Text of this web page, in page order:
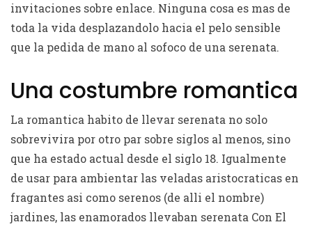
invitaciones sobre enlace. Ninguna cosa es mas de
toda la vida desplazandolo hacia el pelo sensible
que la pedida de mano al sofoco de una serenata.
Una costumbre romantica
La romantica habito de llevar serenata no solo
sobrevivira por otro par sobre siglos al menos, sino
que ha estado actual desde el siglo 18. Igualmente
de usar para ambientar las veladas aristocraticas en
fragantes asi­ como serenos (de alli el nombre)
jardines, las enamorados llevaban serenata Con El